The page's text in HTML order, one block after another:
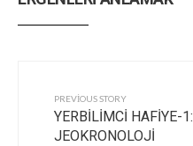
PREVIOUS STORY
YERBİLİMCİ HAFİYE-1:
JEOKRONOLOJİ